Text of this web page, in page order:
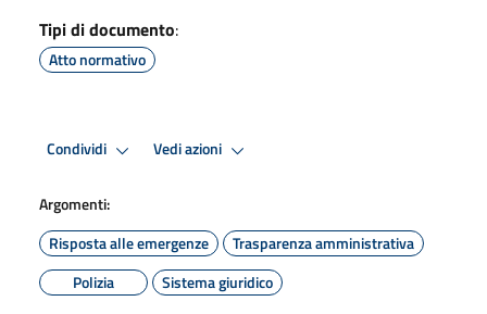
Tipi di documento:
Atto normativo
Condividi Vedi azioni
Argomenti:
Risposta alle emergenze
Trasparenza amministrativa
Polizia
Sistema giuridico